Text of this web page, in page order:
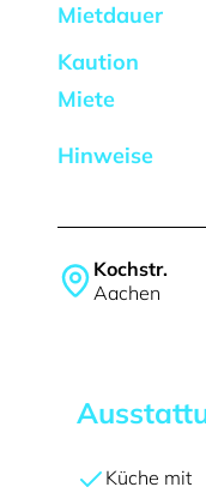
Kochstr.
Aachen
Mietdauer
Kaution
Miete
Hinweise
Küche mit